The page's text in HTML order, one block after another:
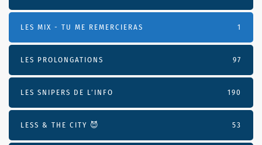
LES MIX - TU ME REMERCIERAS 1
LES PROLONGATIONS 97
LES SNIPERS DE L’INFO 190
LESS & THE CITY 😈 53